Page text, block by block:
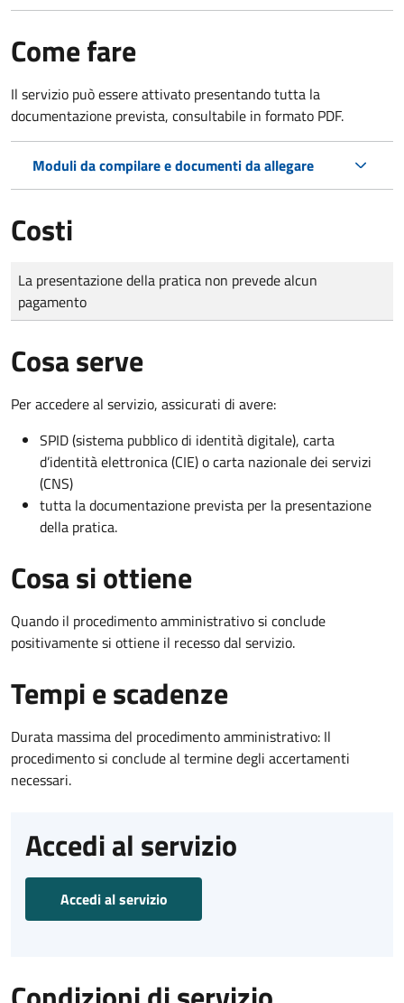
Come fare
Il servizio può essere attivato presentando tutta la
documentazione prevista, consultabile in formato PDF.
Moduli da compilare e documenti da allegare
Costi
Tipo di pagamento
Importo
La presentazione della pratica non prevede alcun
pagamento
Cosa serve
Per accedere al servizio, assicurati di avere:
SPID (sistema pubblico di identità digitale), carta
d’identità elettronica (CIE) o carta nazionale dei servizi
(CNS)
tutta la documentazione prevista per la presentazione
della pratica.
Cosa si ottiene
Quando il procedimento amministrativo si conclude
positivamente si ottiene il recesso dal servizio.
Tempi e scadenze
Durata massima del procedimento amministrativo: Il
procedimento si conclude al termine degli accertamenti
necessari.
Accedi al servizio
Accedi al servizio